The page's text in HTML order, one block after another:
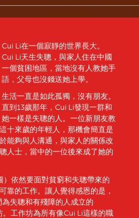
Cui Li在一個寂靜的世界長大。
Cui Li天生失聰，與家人住在中國
一個貧困地區，當地沒有人教她手
語，父母也沒錢送她上學。
生活一直是如此孤獨，沒有朋友。
直到13歲那年，Cui Li發現一群和
她一樣是失聰的人。一位新朋友教
十來歲的年輕人，那機會簡直是
能夠與人溝通，與家人的關係改
人士，當中的一位後來成了她的
依然要面對貧窮和失聰帶來的
靠的工作。讓人覺得感恩的是，
失聰和有殘障的人成立的
工作坊為所有像Cui Li這樣的職